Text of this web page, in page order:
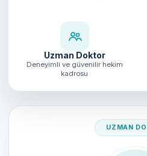
Uzman Doktor
Deneyimli ve güvenilir hekim
kadrosu
Doktorumuz